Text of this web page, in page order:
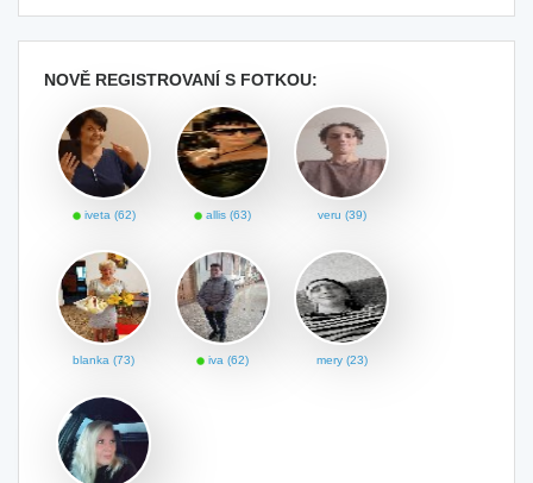
NOVĚ REGISTROVANÍ S FOTKOU:
iveta (62) allis (63) veru (39)
blanka (73) iva (62) mery (23)